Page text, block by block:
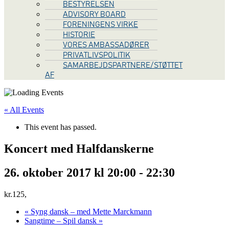
BESTYRELSEN
ADVISORY BOARD
FORENINGENS VIRKE
HISTORIE
VORES AMBASSADØRER
PRIVATLIVSPOLITIK
SAMARBEJDSPARTNERE/STØTTET
AF
« All Events
This event has passed.
Koncert med Halfdanskerne
26. oktober 2017 kl 20:00 - 22:30
kr.125,
« Syng dansk – med Mette Marckmann
Sangtime – Spil dansk »